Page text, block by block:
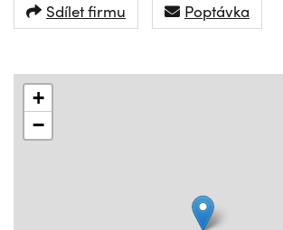
Sdílet firmu Poptávka
+
−